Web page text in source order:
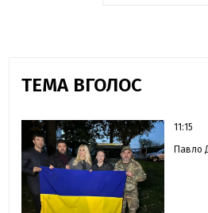
ТЕМА ВГОЛОС
11:15
Павло